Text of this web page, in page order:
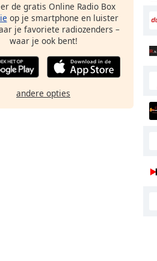
de gratis Online Radio Box
op je smartphone en luister
je favoriete radiozenders –
waar je ook bent!
andere opties